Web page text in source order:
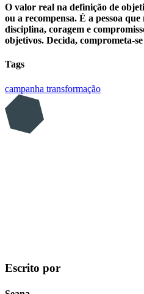
O valor real na definição de
ou a recompensa. É a pessoa
disciplina, coragem e
objetivos. Decida, comprometa-se
Tags
campanha transformação
Escrito por